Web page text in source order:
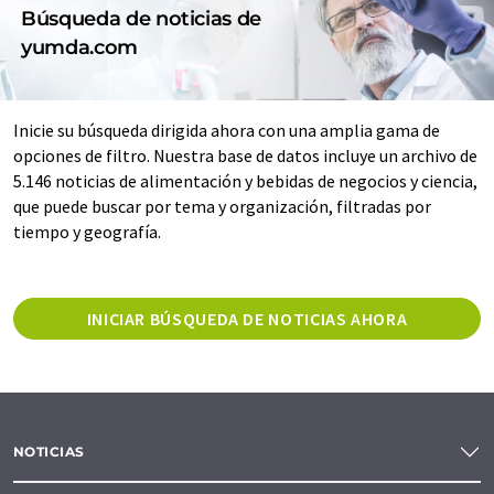
Búsqueda de noticias de
yumda.com
Inicie su búsqueda dirigida ahora con una amplia gama de
opciones de filtro. Nuestra base de datos incluye un archivo de
5.146 noticias de alimentación y bebidas de negocios y ciencia,
que puede buscar por tema y organización, filtradas por
tiempo y geografía.
INICIAR BÚSQUEDA DE NOTICIAS AHORA
NOTICIAS